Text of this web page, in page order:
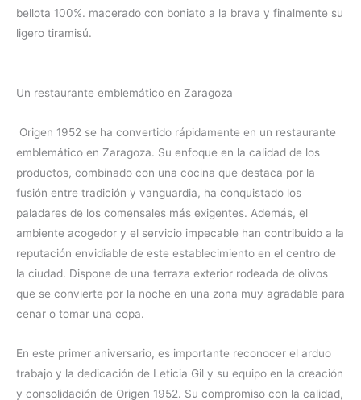
bellota 100%. macerado con boniato a la brava y finalmente su
ligero tiramisú.
Un restaurante emblemático en Zaragoza
Origen 1952 se ha convertido rápidamente en un restaurante
emblemático en Zaragoza. Su enfoque en la calidad de los
productos, combinado con una cocina que destaca por la
fusión entre tradición y vanguardia, ha conquistado los
paladares de los comensales más exigentes. Además, el
ambiente acogedor y el servicio impecable han contribuido a la
reputación envidiable de este establecimiento en el centro de
la ciudad. Dispone de una terraza exterior rodeada de olivos
que se convierte por la noche en una zona muy agradable para
cenar o tomar una copa.
En este primer aniversario, es importante reconocer el arduo
trabajo y la dedicación de Leticia Gil y su equipo en la creación
y consolidación de Origen 1952. Su compromiso con la calidad,